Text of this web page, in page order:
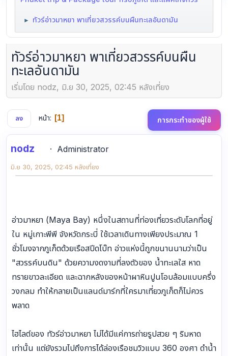
► ทัวร์อ่าวมาหยา พาเที่ยวสวรรค์บนผืนทะเลอันดามัน
ทัวร์อ่าวมาหยา พาเที่ยวสวรรค์บนผืน
ทะเลอันดามัน
เริ่มโดย nodz, มิ.ย 30, 2025, 02:45 หลังเที่ยง
ลง หน้า 1 การกระทำของผู้ใช้
nodz Administrator
มิ.ย 30, 2025, 02:45 หลังเที่ยง
อ่าวมาหยา (Maya Bay) หนึ่งในสถานที่ท่องเที่ยวระดับโลกที่อยู่
ใน หมู่เกาะพีพี จังหวัดกระบี่ ใช้เวลาเดินทางเพียงประมาณ 1
ชั่วโมงจากภูเก็ตด้วยเรือสปีดโบ๊ท อ่าวแห่งนี้ถูกขนานนามว่าเป็น
"สวรรค์บนดิน" ด้วยความงดงามที่ลงตัวของ น้ำทะเลใส หาด
ทรายขาวละเอียด และฉากหลังของหน้าผาหินปูนโอบล้อมแบบครึ่ง
วงกลม ทำให้กลายเป็นแลนด์มาร์กที่ใครมาเที่ยวภูเก็ตก็ไม่ควร
พลาด
ไฮไลต์ของ ทัวร์อ่าวมาหยา ไม่ได้มีแค่การถ่ายรูปสวย ๆ ริมหาด
เท่านั้น แต่ยังรวมไปถึงการได้ล่องเรือชมวิวแบบ 360 องศา ดำน้ำ